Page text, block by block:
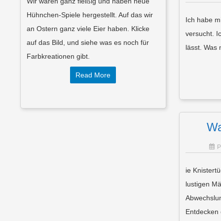
Hühnchen-Spiele hergestellt. Auf das wir
an Ostern ganz viele Eier haben. Klicke
auf das Bild, und siehe was es noch für
Farbkreationen gibt.
Read More
Ich habe
versucht.
lässt. Was
ie
lustigen